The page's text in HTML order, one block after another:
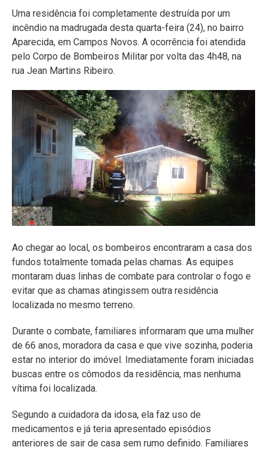
Uma residência foi completamente destruída por um
incêndio na madrugada desta quarta-feira (24), no bairro
Aparecida, em Campos Novos. A ocorrência foi atendida
pelo Corpo de Bombeiros Militar por volta das 4h48, na
rua Jean Martins Ribeiro.
Ao chegar ao local, os bombeiros encontraram a casa dos
fundos totalmente tomada pelas chamas. As equipes
montaram duas linhas de combate para controlar o fogo e
evitar que as chamas atingissem outra residência
localizada no mesmo terreno.
Durante o combate, familiares informaram que uma mulher
de 66 anos, moradora da casa e que vive sozinha, poderia
estar no interior do imóvel. Imediatamente foram iniciadas
buscas entre os cômodos da residência, mas nenhuma
vítima foi localizada.
Segundo a cuidadora da idosa, ela faz uso de
medicamentos e já teria apresentado episódios
anteriores de sair de casa sem rumo definido. Familiares